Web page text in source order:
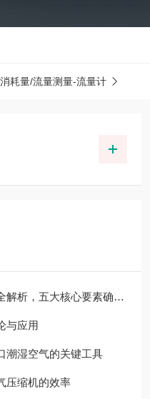
消耗量/流量测量-流量计
，五大核心要素确保计量
与应用
潮湿空气的关键工具
压缩机的效率